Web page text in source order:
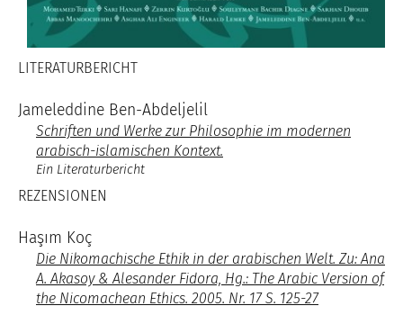
LITERATURBERICHT
Jameleddine Ben-Abdeljelil
Schriften und Werke zur Philosophie im modernen
arabisch-islamischen Kontext.
Ein Literaturbericht
REZENSIONEN
Haşım Koç
Die Nikomachische Ethik in der arabischen Welt. Zu: Ana
A. Akasoy & Alesander Fidora, Hg.: The Arabic Version of
the Nicomachean Ethics. 2005. Nr. 17 S. 125-27